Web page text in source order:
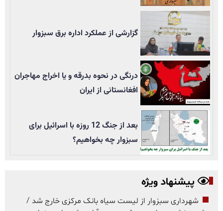
گزارشی از عملکرد اداره برق سبزوار
درنگی در نحوه بدرقه و یا اخراج مهاجران
افغانستانی از ایران
بعد از جنگ 12 روزه با اسرائیل برای
سبزوار چه بخواهیم؟
پیشنهاد ویژه
شهرداری سبزوار از لیست سیاه بانک مرکزی خارج شد /